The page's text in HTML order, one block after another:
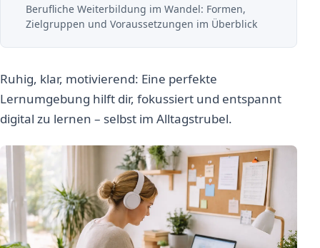
Berufliche Weiterbildung im Wandel: Formen,
Zielgruppen und Voraussetzungen im Überblick
Ruhig, klar, motivierend: Eine perfekte
Lernumgebung hilft dir, fokussiert und entspannt
digital zu lernen – selbst im Alltagstrubel.